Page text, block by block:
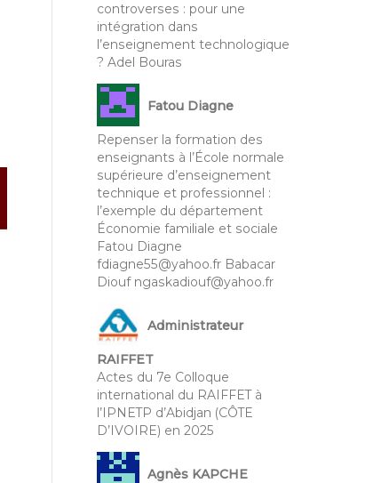
controverses : pour une
intégration dans
l’enseignement technologique
? Adel Bouras
Fatou Diagne
Repenser la formation des
enseignants à l’École normale
supérieure d’enseignement
technique et professionnel :
l’exemple du département
Économie familiale et sociale
Fatou Diagne
fdiagne55@yahoo.fr Babacar
Diouf ngaskadiouf@yahoo.fr
Administrateur
RAIFFET
Actes du 7e Colloque
international du RAIFFET à
l’IPNETP d’Abidjan (CÔTE
D’IVOIRE) en 2025
Agnès KAPCHE